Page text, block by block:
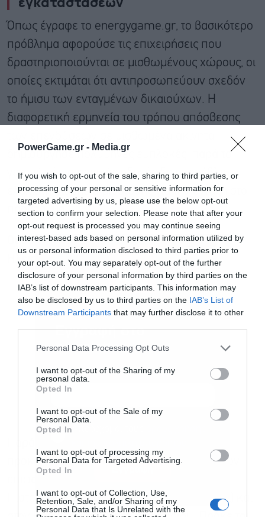
PowerGame.gr - Media.gr
If you wish to opt-out of the sale, sharing to third parties, or
processing of your personal or sensitive information for
targeted advertising by us, please use the below opt-out
section to confirm your selection. Please note that after your
opt-out request is processed you may continue seeing
interest-based ads based on personal information utilized by
us or personal information disclosed to third parties prior to
your opt-out. You may separately opt-out of the further
disclosure of your personal information by third parties on the
IAB’s list of downstream participants. This information may
also be disclosed by us to third parties on the IAB’s List of
Downstream Participants that may further disclose it to other
Personal Data Processing Opt Outs
I want to opt-out of the Sharing of my
personal data.
Opted In
I want to opt-out of the Sale of my
Personal Data.
Opted In
I want to opt-out of processing my
Personal Data for Targeted Advertising.
Opted In
I want to opt-out of Collection, Use,
Retention, Sale, and/or Sharing of my
Personal Data that Is Unrelated with the
Όπως έγραφε το energygame.gr, το βασικότερο
πρόβλημα αφορούσε τις επιχειρήσεις που
δραστηριοποιούνται σε μισθωμένους χώρους, οι
οποίες εκτιμάται ότι αντιπροσωπεύουν σχεδόν
το ήμισυ των ενταγμένων δικαιούχων. Η
διαφορετική ερμηνεία του τρόπου απόσβεσης
δημιούργησε πολύμηνες εμπλοκές, παρά το
γεγονός ότι ο αρχικός οδηγός δεν προέβλεπε
ελάχιστη διάρκεια μίσθωσης για την ένταξη στο
πρόγραμμα.
Οι ασυμβατότητες μεταξύ ΠΕΑ και
Ηλεκτρονικής Ταυτότητας
προκλήθηκαν από την απαίτηση ταύτισης των
Πιστοποιητικό Ενεργειακής Απόδοσης (ΠΕΑ) και
Εγγραφή στο
newsletter
Αποδέχομαι τους